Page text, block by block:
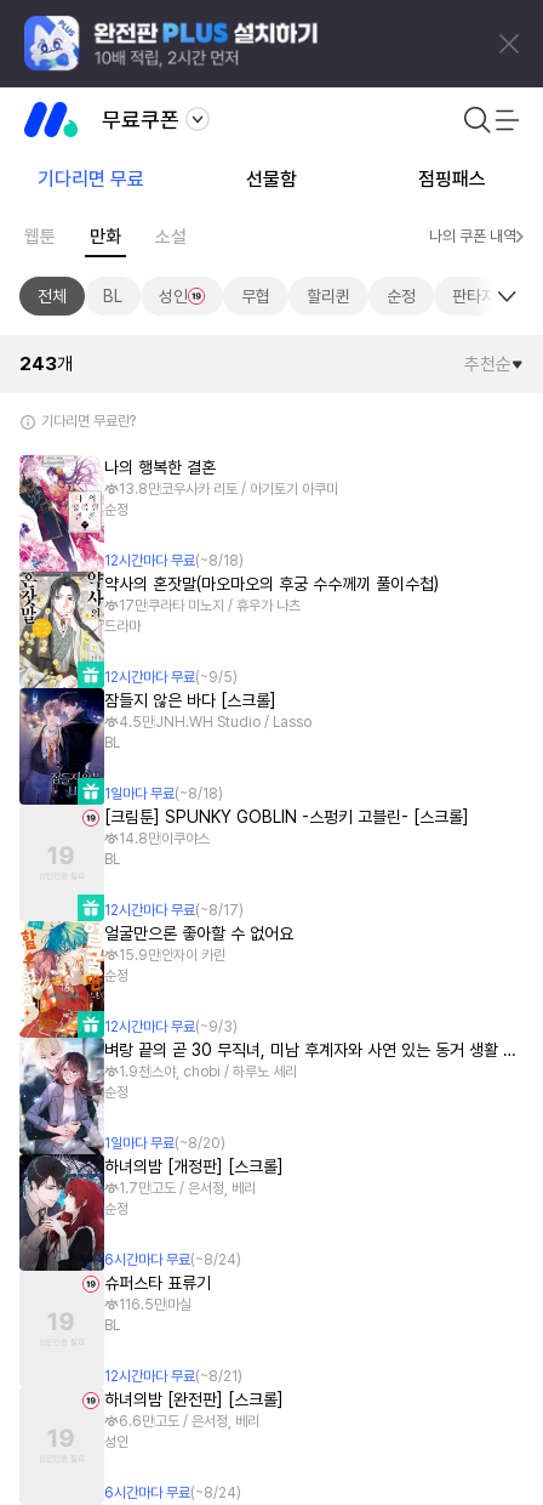
무료쿠폰
기다리면 무료 선물함 점핑패스
웹툰 만화 소설 나의 쿠폰 내역
전체 BL 성인 무협 할리퀸 순정 판타지/SF
243개 추천순
기다리면 무료란?
나의 행복한 결혼
13.8만코우사카 리토 / 아기토기 아쿠미
순정
12시간마다 무료(~8/18)
약사의 혼잣말(마오마오의 후궁 수수께끼 풀이수첩)
17만쿠라타 미노지 / 휴우가 나츠
드라마
12시간마다 무료(~9/5)
잠들지 않은 바다 [스크롤]
4.5만JNH.WH Studio / Lasso
BL
1 일마다 무료(~8/18)
[크림툰] SPUNKY GOBLIN -스펑키 고블린- [스크롤]
14.8만이쿠야스
BL
12시간마다 무료(~8/17)
얼굴만으론 좋아할 수 없어요
15.9만안자이 카린
순정
12시간마다 무료(~9/3)
벼랑 끝의 곧 30 무직녀, 미남 후계자와 사연 있는 동거 생활 시작합니다! [스크롤]
1.9천스야, chobi / 하루노 세리
순정
1 일마다 무료(~8/20)
하녀의밤 [개정판] [스크롤]
1.7만고도 / 은서정, 베리
순정
6시간마다 무료(~8/24)
슈퍼스타 표류기
116.5만마실
BL
12시간마다 무료(~8/21 )
하녀의밤 [완전판] [스크롤]
6.6만고도 / 은서정, 베리
성인
6시간마다 무료(~8/24)